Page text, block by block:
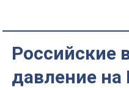
Российские
давление на